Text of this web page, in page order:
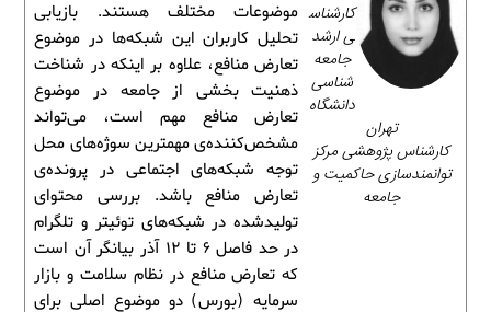
موضوعات مختلف هستند. بازیابی
تحلیل کاربران این شبکه‌ها در موضوع
تعارض منافع، علاوه بر اینکه در شناخت
ذهنیت بخشی از جامعه در موضوع
تعارض منافع مهم است، می‌تواند
مشخص‌کننده‌ی مهمترین سوژه‌های محل
توجه شبکه‌های اجتماعی در پرونده‌ی
تعارض منافع باشد. بررسی محتوای
تولیدشده در شبکه‌های توئیتر و تلگرام
در حد فاصل 6 تا 12 آذر بیانگر آن است
که تعارض منافع در نظام سلامت و بازار
سرمایه (بورس) دو موضوع اصلی برای
کارشناس
ی ارشد
جامعه‌
شناسی
دانشگاه
تهران
کارشناس پژوهشی مرکز
توانمندسازی حاکمیت و
جامعه